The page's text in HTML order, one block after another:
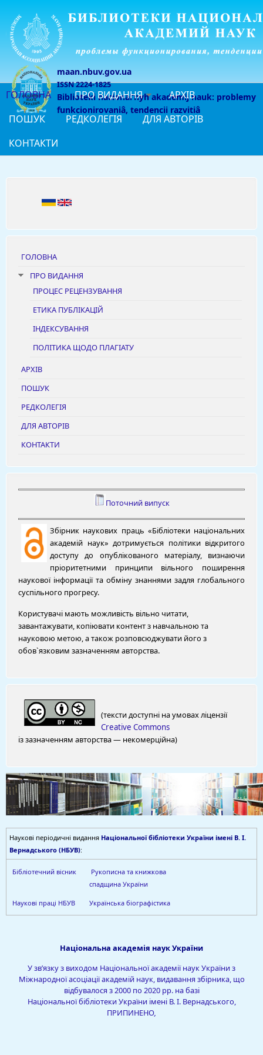
maan.nbuv.gov.ua
ISSN 2224-1825
Biblioteki nacionalʹnyh akademij nauk: problemy
funkcionirovaniâ, tendencii razvitiâ
ГОЛОВНА ПРО ВИДАННЯ
АРХІВ
ПОШУК
РЕДКОЛЕГІЯ
ДЛЯ АВТОРІВ
КОНТАКТИ
ГОЛОВНА
ПРО ВИДАННЯ
ПРОЦЕС РЕЦЕНЗУВАННЯ
ЕТИКА ПУБЛІКАЦІЙ
ІНДЕКСУВАННЯ
ПОЛІТИКА ЩОДО ПЛАГІАТУ
АРХІВ
ПОШУК
РЕДКОЛЕГІЯ
ДЛЯ АВТОРІВ
КОНТАКТИ
Поточний випуск
Збірник наукових праць «Бібліотеки національних
академій наук» дотримується політики відкритого
доступу до опублікованого матеріалу, визнаючи
пріоритетними принципи вільного поширення
наукової інформації та обміну знаннями задля глобального
суспільного прогресу.
Користувачі мають можливість вільно читати,
завантажувати, копіювати контент з навчальною та
науковою метою, а також розповсюджувати його з
обов`язковим зазначенням авторства.
(тексти доступні на умовах ліцензії
Creative Commons
із зазначенням авторства — некомерційна)
Наукові періодичні видання Національної бібліотеки України імені В. І.
Вернадського (НБУВ):
Бібліотечний вісник
Рукописна та книжкова
спадщина України
Наукові праці НБУВ Українська біографістика
Національна академія наук України
У зв’язку з виходом Національної академії наук України з
Міжнародної асоціації академій наук, видавання збірника, що
відбувалося з 2000 по 2020 рр. на базі
Національної бібліотеки України імені В. І. Вернадського,
ПРИПИНЕНО,